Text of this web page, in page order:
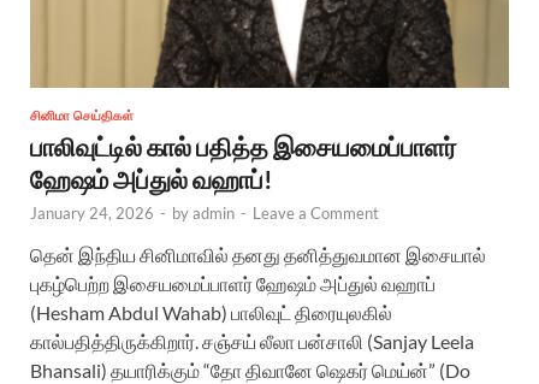
சினிமா செய்திகள்
பாலிவுட்டில் கால் பதித்த இசையமைப்பாளர்
ஹேஷம் அப்துல் வஹாப்!
January 24, 2026 - byadmin - Leave a Comment
தென் இந்திய சினிமாவில் தனது தனித்துவமான இசையால்
புகழ்பெற்ற இசையமைப்பாளர் ஹேஷம் அப்துல் வஹாப்
(Hesham Abdul Wahab) பாலிவுட் திரையுலகில்
கால்பதித்திருக்கிறார். சஞ்சய் லீலா பன்சாலி (Sanjay Leela
Bhansali) தயாரிக்கும் “தோ திவானே ஷெகர் மெய்ன்” (Do